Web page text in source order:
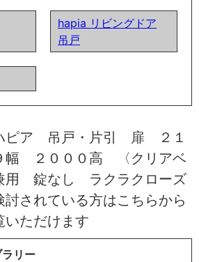
hapia リビングドア
吊戸
ピア 吊戸・片引 扉 ２１
幅 ２０００高 〈クリアベ
用 錠なし ラクラクローズ
されている方はこちらから
いただけます
リー